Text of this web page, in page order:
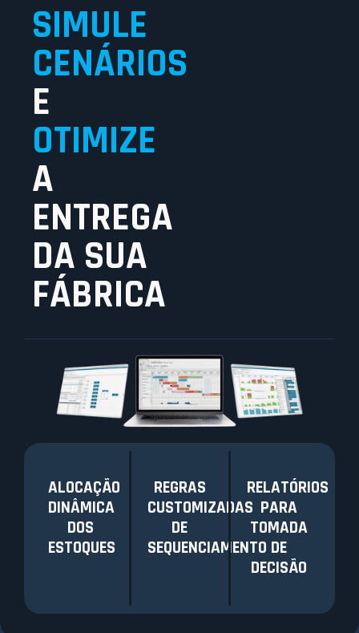
SIMULE
CENÁRIOS
E
OTIMIZE
A
ENTREGA
DA SUA
FÁBRICA
ALOCAÇÃO
DINÂMICA
DOS
ESTOQUES
REGRAS
CUSTOMIZADAS
DE
SEQUENCIAMENTO
RELATÓRIOS
PARA
TOMADA
DE
DECISÃO